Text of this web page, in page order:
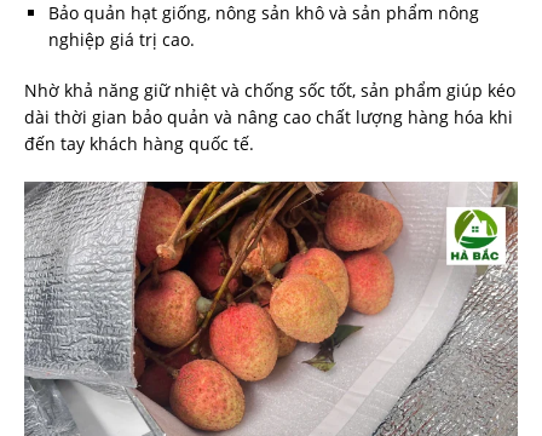
Bảo quản hạt giống, nông sản khô và sản phẩm nông
nghiệp giá trị cao.
Nhờ khả năng giữ nhiệt và chống sốc tốt, sản phẩm giúp kéo
dài thời gian bảo quản và nâng cao chất lượng hàng hóa khi
đến tay khách hàng quốc tế.